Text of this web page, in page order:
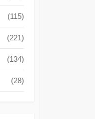
(115)
(221)
(134)
(28)